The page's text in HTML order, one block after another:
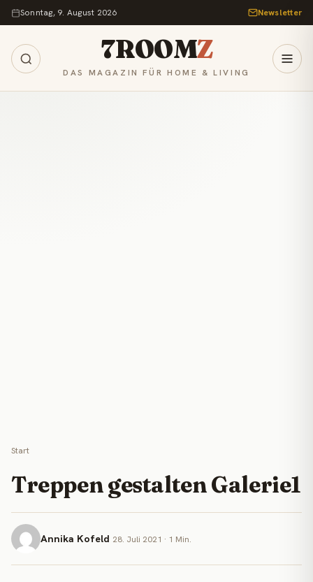
Zum Inhalt springen
Sonntag, 9. August 2026 Newsletter
7ROOMZ
DAS MAGAZIN FÜR HOME & LIVING
Start
Treppen gestalten Galerie1
Annika Kofeld 28. Juli 2021 · 1 Min.